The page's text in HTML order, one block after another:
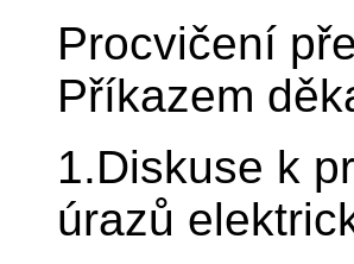
Procvičení
Příkazem
1.Diskuse k
úrazů